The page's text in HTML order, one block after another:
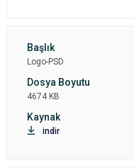
Logo-PSD
4674 KB
indir